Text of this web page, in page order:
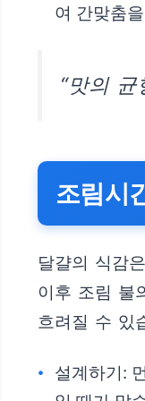
여 간맞춤
“맛의
조림시
달걀의 식감
이후 조림 불
흐려질 수 있
설계하기: